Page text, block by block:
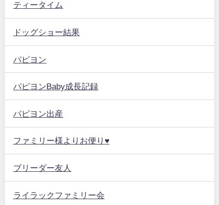
ティータイム
ドッグショー結果
パピヨン
パピヨンBaby成長記録
パピヨン出産
ファミリー様よりお便り♥
ブリーダー友人
ライラックファミリー会